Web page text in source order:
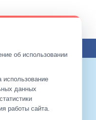
об использовании
использование
данных
работы сайта.